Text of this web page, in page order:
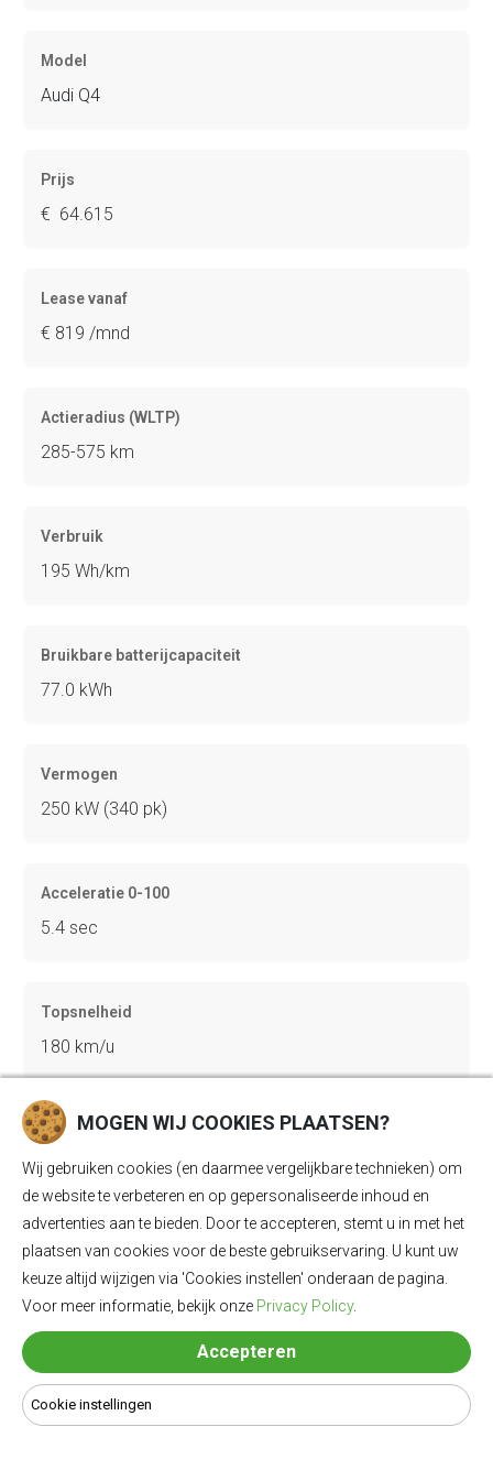
Model
Audi Q4
Prijs
€ 64.615
Lease vanaf
€ 819 /mnd
Actieradius (WLTP)
285-575 km
Verbruik
195 Wh/km
Bruikbare batterijcapaciteit
77.0 kWh
Vermogen
250 kW (340 pk)
Acceleratie 0-100
5.4 sec
Topsnelheid
180 km/u
Gewicht
2235 kg
Bagageruimte
520 Ll
4588 mm
MOGEN WIJ COOKIES PLAATSEN?
Wij gebruiken cookies (en daarmee vergelijkbare technieken) om
de website te verbeteren en op gepersonaliseerde inhoud en
advertenties aan te bieden. Door te accepteren, stemt u in met het
plaatsen van cookies voor de beste gebruikservaring. U kunt uw
keuze altijd wijzigen via 'Cookies instellen' onderaan de pagina.
Voor meer informatie, bekijk onze Privacy Policy.
Accepteren
Cookie instellingen